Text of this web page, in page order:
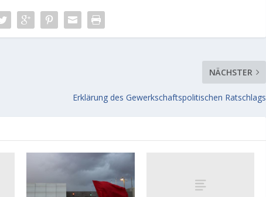
NÄCHSTER
Erklärung des Gewerkschaftspolitischen Ratschlags